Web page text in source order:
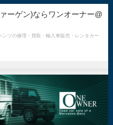
ーゲン)ならワンオーナー@
ツの修理・買取・輸入車販売・レンタカー